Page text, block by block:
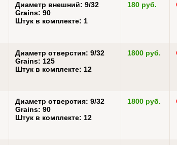
Диаметр внешний: 9/32
Grains: 90
Штук в комплекте: 1
180 руб.
Диаметр отверстия: 9/32
Grains: 125
Штук в комплекте: 12
1800 руб.
Диаметр отверстия: 9/32
Grains: 90
Штук в комплекте: 12
1800 руб.